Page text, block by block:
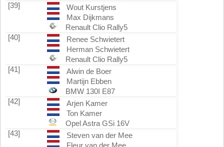
[39]
Wout Kurstjens
Max Dijkmans
Renault Clio Rally5
[40]
Renee Schwietert
Herman Schwietert
Renault Clio Rally5
[41]
Alwin de Boer
Martijn Ebben
BMW 130I E87
[42]
Arjen Kamer
Ton Kamer
Opel Astra GSi 16V
[43]
Steven van der Mee
Fleur van der Mee